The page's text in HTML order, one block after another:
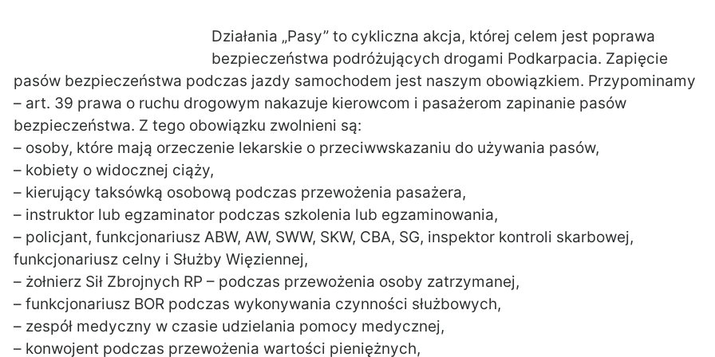
Działania „Pasy” to cykliczna akcja, której celem jest poprawa
bezpieczeństwa podróżujących drogami Podkarpacia. Zapięcie
pasów bezpieczeństwa podczas jazdy samochodem jest naszym obowiązkiem. Przypominamy
– art. 39 prawa o ruchu drogowym nakazuje kierowcom i pasażerom zapinanie pasów
bezpieczeństwa. Z tego obowiązku zwolnieni są:
– osoby, które mają orzeczenie lekarskie o przeciwwskazaniu do używania pasów,
– kobiety o widocznej ciąży,
– kierujący taksówką osobową podczas przewożenia pasażera,
– instruktor lub egzaminator podczas szkolenia lub egzaminowania,
– policjant, funkcjonariusz ABW, AW, SWW, SKW, CBA, SG, inspektor kontroli skarbowej,
funkcjonariusz celny i Służby Więziennej,
– żołnierz Sił Zbrojnych RP – podczas przewożenia osoby zatrzymanej,
– funkcjonariusz BOR podczas wykonywania czynności służbowych,
– zespół medyczny w czasie udzielania pomocy medycznej,
– konwojent podczas przewożenia wartości pieniężnych,